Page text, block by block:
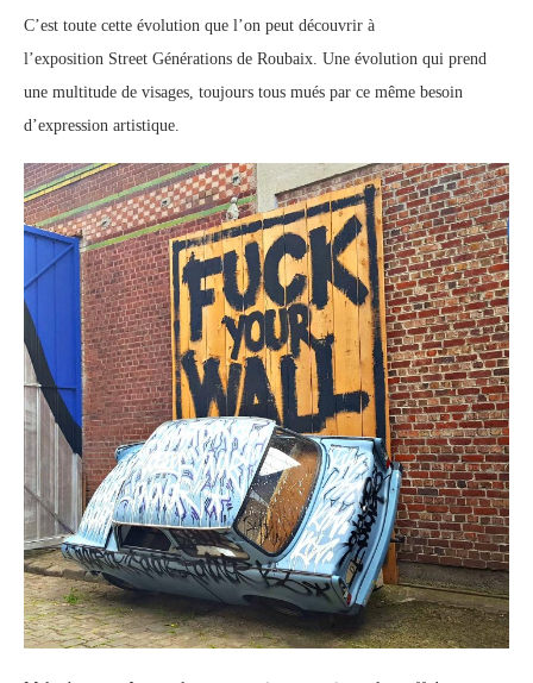
C’est toute cette évolution que l’on peut découvrir à
l’exposition Street Générations de Roubaix. Une évolution qui prend
une multitude de visages, toujours tous mués par ce même besoin
d’expression artistique.